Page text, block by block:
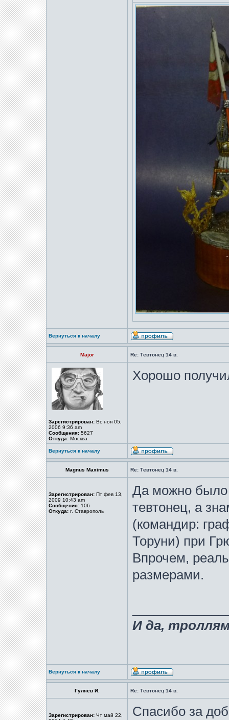
Вернуться к началу
Major Re: Тевтонец 14 в.
Зарегистрирован: Вс ноя 05,
2006 9:36 am
Сообщения: 5627
Откуда: Москва
Хорошо
Вернуться к началу
Magnus Maximus Re: Тевтонец 14 в.
Зарегистрирован: Пт фев 13,
2009 10:43 am
Сообщения: 106
Откуда: г. Ставрополь
Да можно было
тевтонец, а
(командир:
Торуни) при
Впрочем,
размерами.
И да,
Вернуться к началу
Гуляев И. Re: Тевтонец 14 в.
Зарегистрирован: Чт май 22,
Спасибо за